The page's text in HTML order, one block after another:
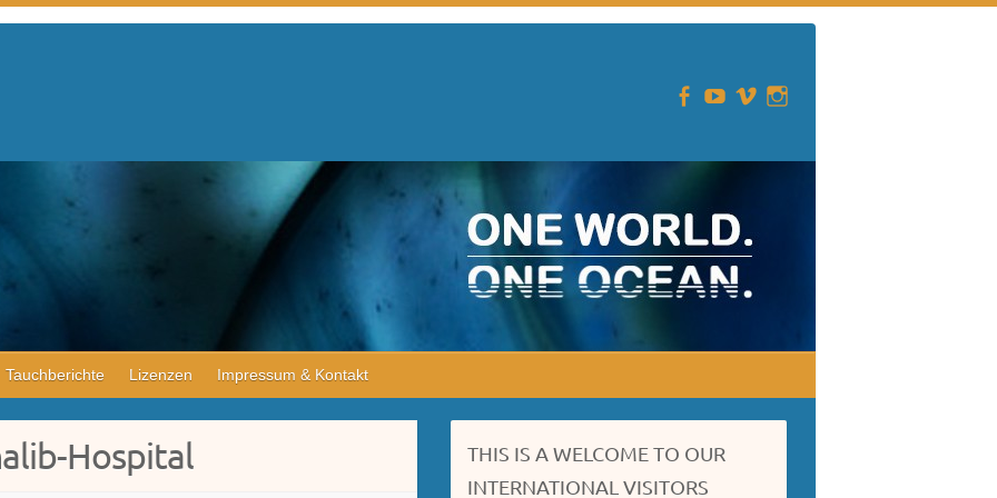
Tauchberichte Lizenzen Impressum & Kontakt
Hospital
THIS IS A WELCOME TO OUR
INTERNATIONAL VISITORS